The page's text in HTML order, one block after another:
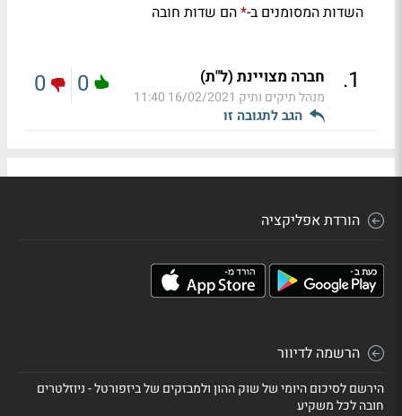
השדות המסומנים ב-*הם שדות חובה
1
. חברה מצויינת (ל"ת)
מנהל תיקים ותיק 16/02/2021 11:40
הגב לתגובה זו
0
0
הורדת אפליקציה
הרשמה לדיוור
הירשם לסיכום היומי של שוק ההון ולמבזקים של ביזפורטל - ניוזלטרים
חובה לכל משקיע